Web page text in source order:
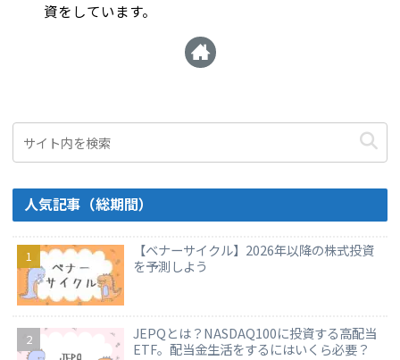
資をしています。
人気記事（総期間）
【ベナーサイクル】2026年以降の株式投資
を予測しよう
JEPQとは？NASDAQ100に投資する高配当
ETF。配当金生活をするにはいくら必要？